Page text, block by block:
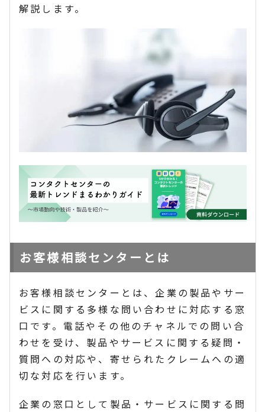
解説します。
お客様相談センターとは
お客様相談センターとは、企業の製品やサー
ビスに関する多様な問い合わせに対応する窓
口です。電話やその他のチャネルでの問い合
わせを受け、製品やサービスに関する疑問・
質問への対応や、寄せられたクレームへの適
切な対応を行います。
企業の窓口として製品・サービスに関する問